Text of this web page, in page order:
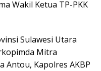
Wakil Ketua TP-PKK
Sulawesi Utara
Mitra
Antou, Kapolres AKBP